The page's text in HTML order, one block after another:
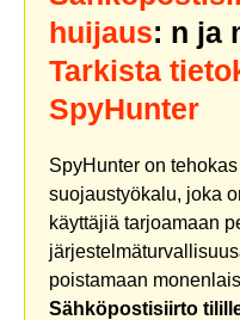
huijaus: n ja
Tarkista
SpyHunter
SpyHunter on
suojaustyökalu, joka
käyttäjiä tarjoamaan
poistamaan
Sähköpostisiirto